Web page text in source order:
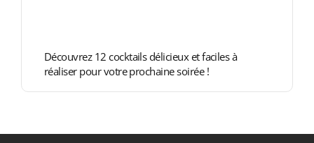
Découvrez 12 cocktails délicieux et faciles à
réaliser pour votre prochaine soirée !